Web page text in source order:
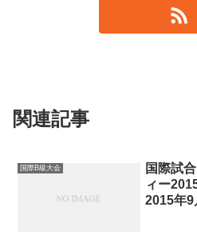
関連記事
国際B級大会
国際試
ィー
2015年9